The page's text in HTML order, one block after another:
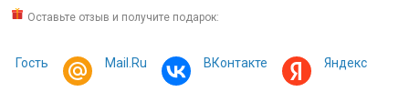
Оставьте отзыв и получите подарок:
Гость Mail.Ru ВКонтакте Яндекс